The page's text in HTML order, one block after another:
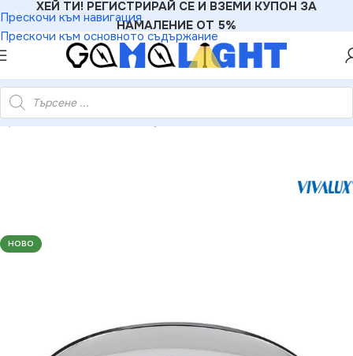
Прескочи към навигация
Прескочи към основното съдържание
ХЕЙ ТИ! РЕГИСТРИРАЙ СЕ И ВЗЕМИ КУПОН ЗА
НАМАЛЕНИЕ ОТ 5%
Луни»Vivalux VIV003850 Луна за вграждане RING SL514 хром
НОВО